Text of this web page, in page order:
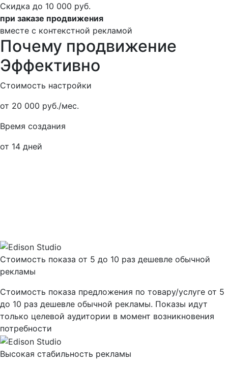
Скидка до 10 000 руб.
при заказе продвижения
вместе с контекстной рекламой
Почему продвижение
Эффективно
Стоимость настройки
от 20 000 руб./мес.
Время создания
от 14 дней
Стоимость показа от 5 до 10 раз дешевле обычной
рекламы
Стоимость показа предложения по товару/услуге от 5
до 10 раз дешевле обычной рекламы. Показы идут
только целевой аудитории в момент возникновения
потребности
Высокая стабильность рекламы